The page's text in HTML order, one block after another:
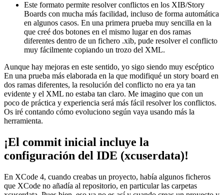
Este formato permite resolver conflictos en los XIB/Story
Boards con mucha más facilidad, incluso de forma automática
en algunos casos. En una primera prueba muy sencilla en la
que creé dos botones en el mismo lugar en dos ramas
diferentes dentro de un fichero .xib, pude resolver el conflicto
muy fácilmente copiando un trozo del XML.
Aunque hay mejoras en este sentido, yo sigo siendo muy escéptico
En una prueba más elaborada en la que modifiqué un story board en
dos ramas diferentes, la resolución del conflicto no era ya tan
evidente y el XML no estaba tan claro. Me imagino que con un
poco de práctica y experiencia será más fácil resolver los conflictos.
Os iré contando cómo evoluciono según vaya usando más la
herramienta.
¡El commit inicial incluye la
configuración del IDE (xcuserdata)!
En XCode 4, cuando creabas un proyecto, había algunos ficheros
que XCode no añadía al repositorio, en particular las carpetas